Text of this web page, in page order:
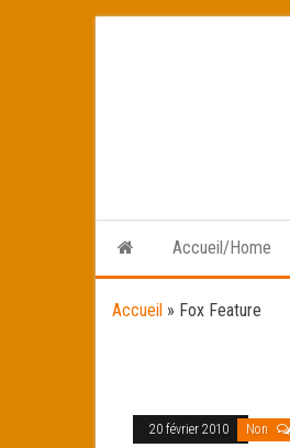
Accueil/Home
Accueil » Fox Feature
20 février 2010 Non